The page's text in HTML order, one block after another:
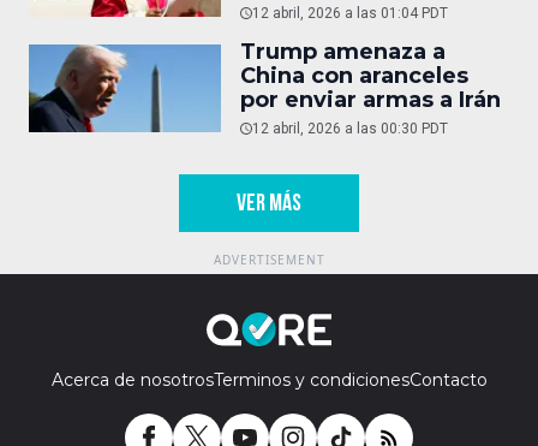
12 abril, 2026 a las 01:04 PDT
Trump amenaza a
China con aranceles
por enviar armas a Irán
12 abril, 2026 a las 00:30 PDT
VER MÁS
Acerca de nosotrosTerminos y condicionesContacto